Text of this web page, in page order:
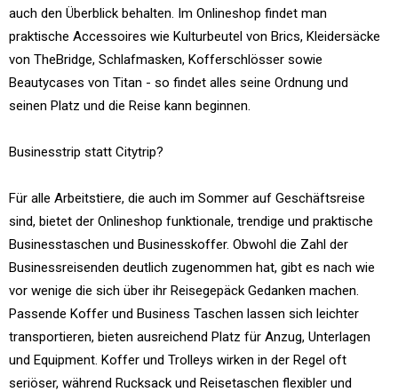
auch den Überblick behalten. Im Onlineshop findet man
praktische Accessoires wie Kulturbeutel von Brics, Kleidersäcke
von TheBridge, Schlafmasken, Kofferschlösser sowie
Beautycases von Titan - so findet alles seine Ordnung und
seinen Platz und die Reise kann beginnen.
Businesstrip statt Citytrip?
Für alle Arbeitstiere, die auch im Sommer auf Geschäftsreise
sind, bietet der Onlineshop funktionale, trendige und praktische
Businesstaschen und Businesskoffer. Obwohl die Zahl der
Businessreisenden deutlich zugenommen hat, gibt es nach wie
vor wenige die sich über ihr Reisegepäck Gedanken machen.
Passende Koffer und Business Taschen lassen sich leichter
transportieren, bieten ausreichend Platz für Anzug, Unterlagen
und Equipment. Koffer und Trolleys wirken in der Regel oft
seriöser, während Rucksack und Reisetaschen flexibler und